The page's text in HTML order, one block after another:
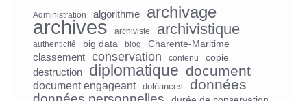
Administration algorithme archivage
archives archiviste archivistique
authenticité big data blog
Charente-Maritime
classement
conservation contenu
copie
destruction
diplomatique document
document engageant doléances données